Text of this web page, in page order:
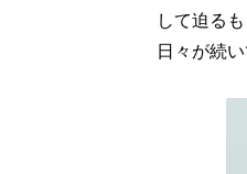
して迫る
日々が続